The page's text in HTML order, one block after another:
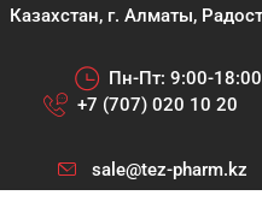
Казахстан, г. Алматы,
Пн-Пт: 9:00-18:00
+7 (707) 020 10 20
sale@tez-pharm.kz